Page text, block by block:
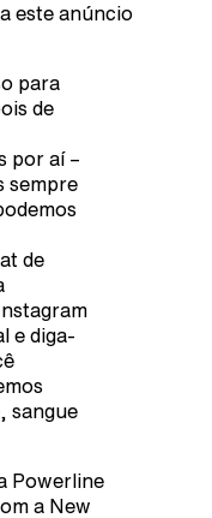
este anúncio
para
de
por aí –
sempre
de
e diga-
sangue
Powerline
a New